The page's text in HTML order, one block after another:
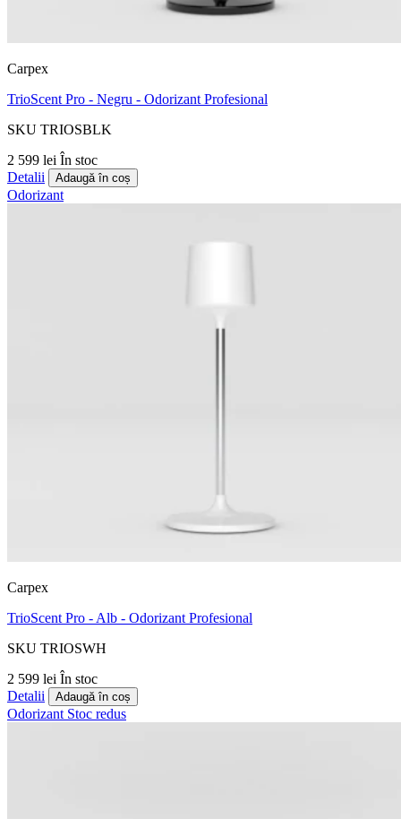
Carpex
TrioScent Pro - Negru - Odorizant Profesional
SKU TRIOSBLK
2 599 lei În stoc
Detalii
Adaugă în coș
Odorizant
Carpex
TrioScent Pro - Alb - Odorizant Profesional
SKU TRIOSWH
2 599 lei În stoc
Detalii
Adaugă în coș
Odorizant Stoc redus